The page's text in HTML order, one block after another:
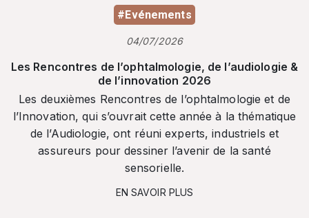
#Evénements
04/07/2026
Les Rencontres de l’ophtalmologie, de l’audiologie &
de l’innovation 2026
Les deuxièmes Rencontres de l’ophtalmologie et de
l’Innovation, qui s’ouvrait cette année à la thématique
de l’Audiologie, ont réuni experts, industriels et
assureurs pour dessiner l’avenir de la santé
sensorielle.
EN SAVOIR PLUS